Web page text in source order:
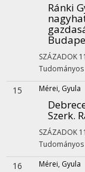
Ránki
SZÁZADOK
Tudományos
15 Mérei, Gyula
Szerk.
SZÁZADOK
Tudományos
16 Mérei, Gyula